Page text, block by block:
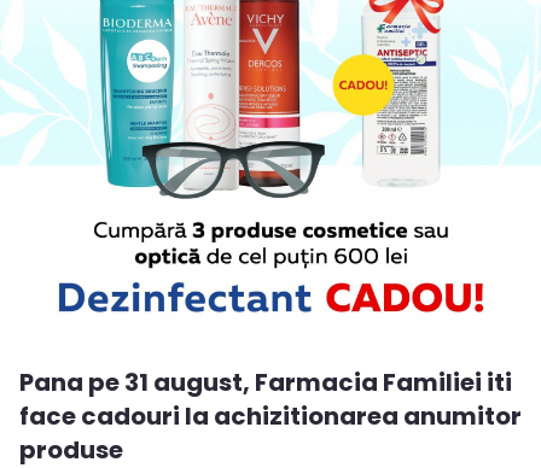
Pana pe 31 august, Farmacia Familiei iti
face cadouri la achizitionarea anumitor
produse